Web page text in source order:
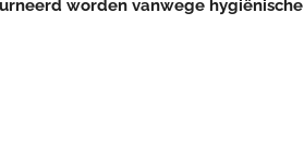
worden vanwege hygiënische